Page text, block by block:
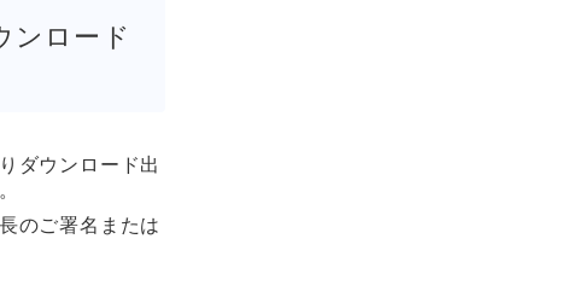
ンロード
ダウンロード出
のご署名または